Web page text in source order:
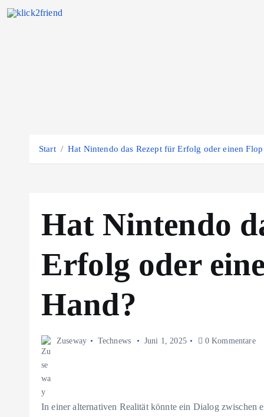
Start Hat Nintendo das Rezept für Erfolg oder einen
Hat Nintendo
Erfolg oder
Hand?
Zuseway Technews Juni 1, 2025 0 Kommentare
In einer alternativen Realität könnte ein Dialog zwischen